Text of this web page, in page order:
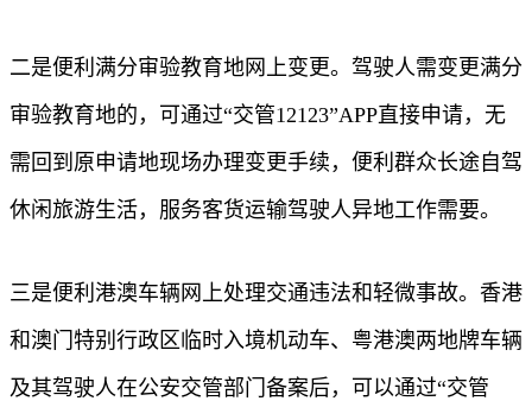
二是便利满分审验教育地网上变更。驾驶人需变更满分
审验教育地的，可通过“交管12123”APP直接申请，无
需回到原申请地现场办理变更手续，便利群众长途自驾
休闲旅游生活，服务客货运输驾驶人异地工作需要。
三是便利港澳车辆网上处理交通违法和轻微事故。香港
和澳门特别行政区临时入境机动车、粤港澳两地牌车辆
及其驾驶人在公安交管部门备案后，可以通过“交管